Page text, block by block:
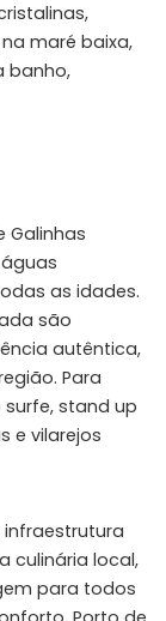
maré baixa,
banho,
Galinhas
as idades.
são
autêntica,
Para
stand up
e vilarejos
culinária local,
para todos